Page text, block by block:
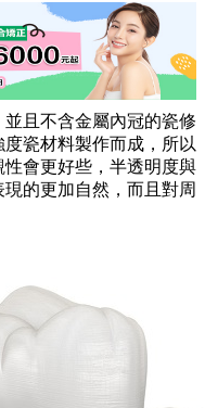
且不含金屬內冠的瓷修
瓷材料製作而成，所以
會更好些，半透明度與
的更加自然，而且對周